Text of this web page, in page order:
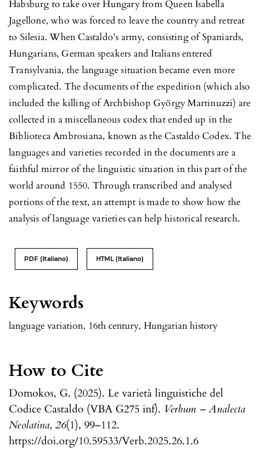
Keywords
language variation, 16th century, Hungarian history
How to Cite
Domokos, G. (2025). Le varietà linguistiche del
Codice Castaldo (VBA G275 inf). Verbum – Analecta
Neolatina, 26(1), 99–112.
https://doi.org/10.59533/Verb.2025.26.1.6
Habsburg to take over Hungary from Queen Isabella
Jagellone, who was forced to leave the country and retreat
to Silesia. When Castaldo’s army, consisting of Spaniards,
Hungarians, German speakers and Italians entered
Transylvania, the language situation became even more
complicated. The documents of the expedition (which also
included the killing of Archbishop György Martinuzzi) are
collected in a miscellaneous codex that ended up in the
Biblioteca Ambrosiana, known as the Castaldo Codex. The
languages and varieties recorded in the documents are a
faithful mirror of the linguistic situation in this part of the
world around 1550. Through transcribed and analysed
portions of the text, an attempt is made to show how the
analysis of language varieties can help historical research.
PDF (Italiano) HTML (Italiano)